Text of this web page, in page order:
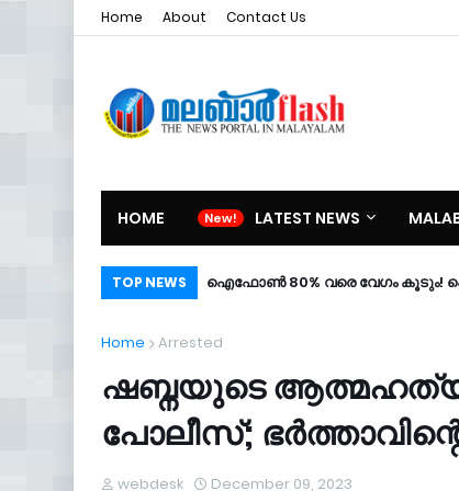
Home About Contact Us
HOME LATEST NEWS
TOP NEWS ഐഫോൺ 80% വരെ വേഗം കൂടും!
Home Arrested
ഷബ്നയുടെ
പോലീസ്;
webdesk December 09, 2023